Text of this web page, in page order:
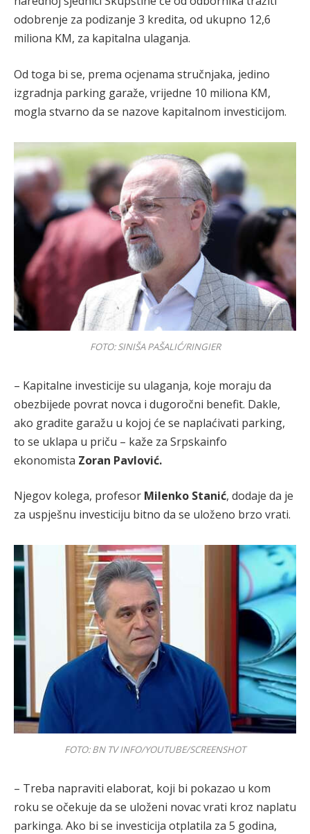
odobrenje za podizanje 3 kredita, od ukupno 12,6
miliona KM, za kapitalna ulaganja.
Od toga bi se, prema ocjenama stručnjaka, jedino
izgradnja parking garaže, vrijedne 10 miliona KM,
mogla stvarno da se nazove kapitalnom investicijom.
FOTO: SINIŠA PAŠALIĆ/RINGIER
– Kapitalne investicije su ulaganja, koje moraju da
obezbijede povrat novca i dugoročni benefit. Dakle,
ako gradite garažu u kojoj će se naplaćivati parking,
to se uklapa u priču – kaže za Srpskainfo
ekonomista Zoran Pavlović.
Njegov kolega, profesor Milenko Stanić, dodaje da je
za uspješnu investiciju bitno da se uloženo brzo vrati.
FOTO: BN TV INFO/YOUTUBE/SCREENSHOT
– Treba napraviti elaborat, koji bi pokazao u kom
roku se očekuje da se uloženi novac vrati kroz naplatu
parkinga. Ako bi se investicija otplatila za 5 godina,